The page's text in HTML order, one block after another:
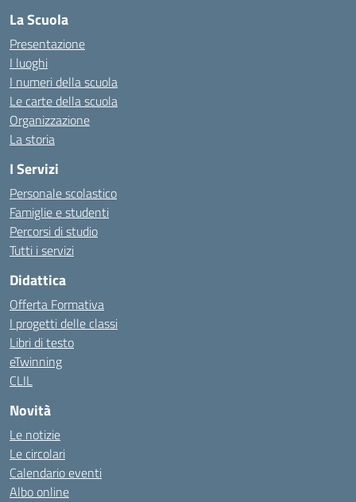
La Scuola
Presentazione
I luoghi
I numeri della scuola
Le carte della scuola
Organizzazione
La storia
I Servizi
Personale scolastico
Famiglie e studenti
Percorsi di studio
Tutti i servizi
Didattica
Offerta Formativa
I progetti delle classi
Libri di testo
eTwinning
CLIL
Novità
Le notizie
Le circolari
Calendario eventi
Albo online